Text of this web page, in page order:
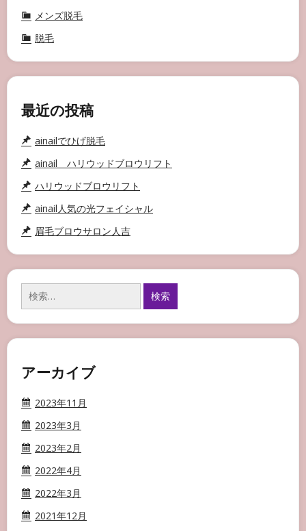
メンズ脱毛
脱毛
最近の投稿
ainailでひげ脱毛
ainail ハリウッドブロウリフト
ハリウッドブロウリフト
ainail人気の光フェイシャル
眉毛ブロウサロン人吉
検
索:
アーカイブ
2023年11月
2023年3月
2023年2月
2022年4月
2022年3月
2021年12月